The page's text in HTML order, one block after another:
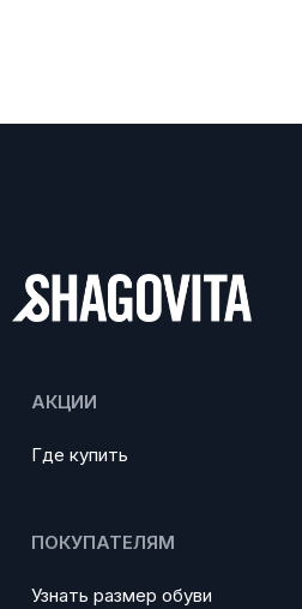
АКЦИИ
Где купить
ПОКУПАТЕЛЯМ
Узнать размер обуви